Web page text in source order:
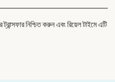
নিশ্চিত করুন এবং রিয়েল টাইমে এটি